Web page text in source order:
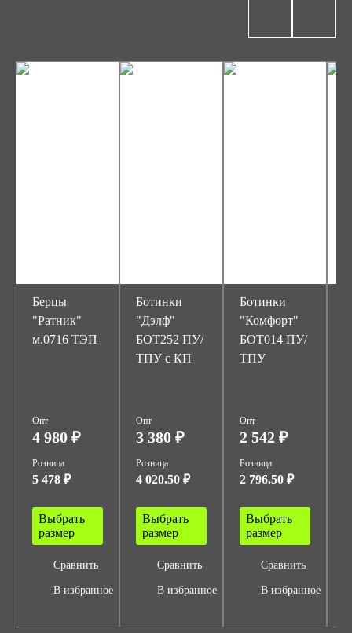
Берцы
"Ратник"
м.0716 ТЭП
Опт
4 980 ₽
Розница
5 478 ₽
Выбрать
размер
Сравнить
В избранное
Ботинки
"Дэлф"
БОТ252 ПУ/
ТПУ с КП
Опт
3 380 ₽
Розница
4 020.50 ₽
Выбрать
размер
Сравнить
В избранное
Ботинки
"Комфорт"
БОТ014 ПУ/
ТПУ
Опт
2 542 ₽
Розница
2 796.50 ₽
Выбрать
размер
Сравнить
В избранное